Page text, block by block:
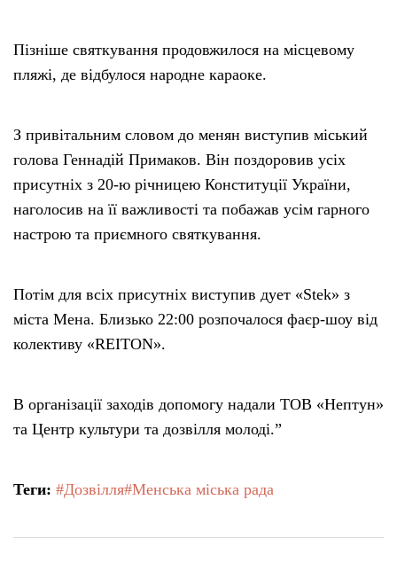
Пізніше святкування продовжилося на місцевому
пляжі, де відбулося народне караоке.
З привітальним словом до менян виступив міський
голова Геннадій Примаков. Він поздоровив усіх
присутніх з 20-ю річницею Конституції України,
наголосив на її важливості та побажав усім гарного
настрою та приємного святкування.
Потім для всіх присутніх виступив дует «Stek» з
міста Мена. Близько 22:00 розпочалося фаєр-шоу від
колективу «REITON».
В організації заходів допомогу надали ТОВ «Нептун»
та Центр культури та дозвілля молоді.”
Теги: #Дозвілля#Менська міська рада